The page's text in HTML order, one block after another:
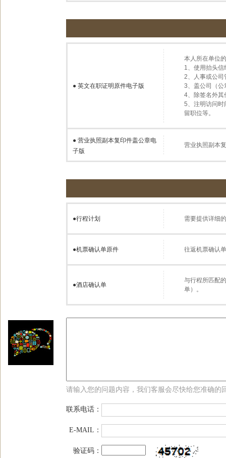
● 英文在职证明原件电子版
本人所在单位
1、使用抬头
2、人事或公
3、盖公司（
4、除签名外其
5、注明访问时
留职位等。
● 营业执照副本复印件盖公章电
子版
营业执照副本
●行程计划 需要提供详细
●机票确认单原件 往返机票确认
●酒店确认单
与行程所匹配
单）。
请输入您的问题内容，我们客服会尽快给您准确的
联系电话：
E-MAIL：
验证码：